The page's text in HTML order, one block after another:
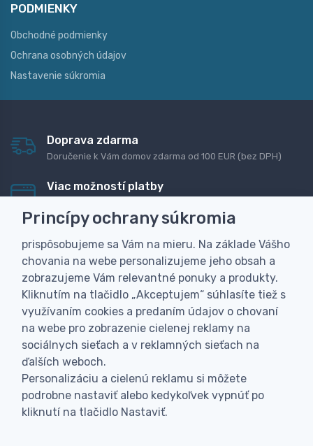
PODMIENKY
Obchodné podmienky
Ochrana osobných údajov
Nastavenie súkromia
Doprava zdarma
Doručenie k Vám domov zdarma od 100 EUR (bez DPH)
Viac možností platby
dobierku
Personalizácia
Vyrobíme Vám vlastný originálny darček
Skúsenosť
Široký sortiment, z ktorého Vám pomôžeme vybrať
Princípy ochrany súkromia
prispôsobujeme sa Vám na mieru. Na základe Vášho
chovania na webe personalizujeme jeho obsah a
zobrazujeme Vám relevantné ponuky a produkty.
Kliknutím na tlačidlo „Akceptujem“ súhlasíte tiež s
využívaním cookies a predaním údajov o chovaní
na webe pro zobrazenie cielenej reklamy na
sociálnych sieťach a v reklamných sieťach na
ďalších weboch.
Personalizáciu a cielenú reklamu si môžete
podrobne nastaviť alebo kedykoľvek vypnúť po
kliknutí na tlačidlo Nastaviť.